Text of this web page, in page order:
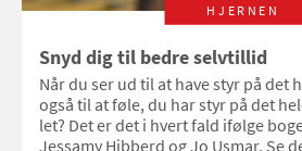
HJERNEN
Snyd dig til bedre selvtillid
Når du ser ud til at have styr på det
også til at føle, du har styr på det
let? Det er det i hvert fald ifølge
Jessamy Hibberd og Jo Usmar. Se